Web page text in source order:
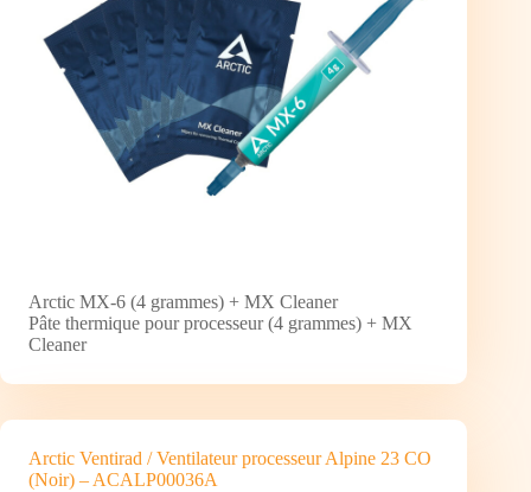
Arctic MX-6 (4 grammes) + MX Cleaner
Pâte thermique pour processeur (4 grammes) + MX
Cleaner
Arctic Ventirad / Ventilateur processeur Alpine 23 CO
(Noir) – ACALP00036A